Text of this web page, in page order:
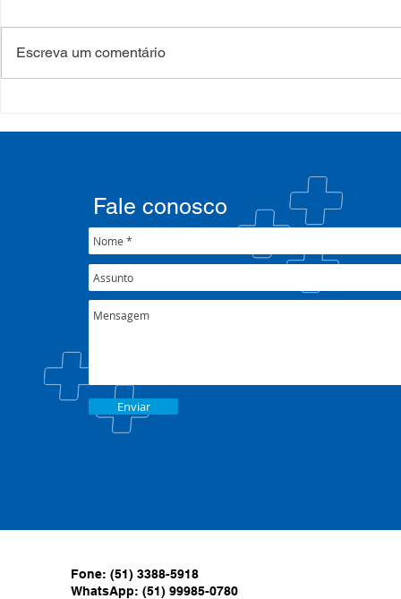
001/2022
Escreva um comentário
Enviar
Fale conosco
Fone: (51) 3388-5918
WhatsApp: (51) 99985-0780